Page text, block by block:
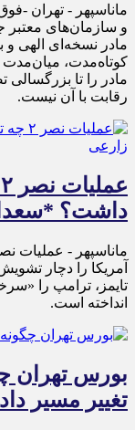
ماناسپهر - تهران -
و سازمان‌های معتبر
مادر نسخه‌ای الهی
کوتاه‌مدت،
مادر را تا
رقابت با آن نیست.
داشت؟
ماناسپهر - عملیات
آمریکا را دچار
تایمز، ترامپ را
انداخته است.
بورس تهران
تغییر مسیر